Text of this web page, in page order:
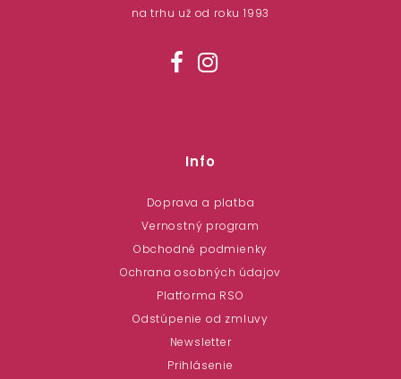
na trhu už od roku 1993
Info
Doprava a platba
Vernostný program
Obchodné podmienky
Ochrana osobných údajov
Platforma RSO
Odstúpenie od zmluvy
Newsletter
Prihlásenie